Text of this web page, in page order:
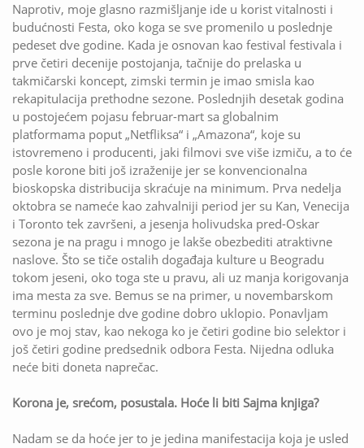
Naprotiv, moje glasno razmišljanje ide u korist vitalnosti i
budućnosti Festa, oko koga se sve promenilo u poslednje
pedeset dve godine. Kada je osnovan kao festival festivala i
prve četiri decenije postojanja, tačnije do prelaska u
takmičarski koncept, zimski termin je imao smisla kao
rekapitulacija prethodne sezone. Poslednjih desetak godina
u postojećem pojasu februar-mart sa globalnim
platformama poput „Netfliksa“ i „Amazona“, koje su
istovremeno i producenti, jaki filmovi sve više izmiču, a to će
posle korone biti još izraženije jer se konvencionalna
bioskopska distribucija skraćuje na minimum. Prva nedelja
oktobra se nameće kao zahvalniji period jer su Kan, Venecija
i Toronto tek završeni, a jesenja holivudska pred-Oskar
sezona je na pragu i mnogo je lakše obezbediti atraktivne
naslove. Što se tiče ostalih događaja kulture u Beogradu
tokom jeseni, oko toga ste u pravu, ali uz manja korigovanja
ima mesta za sve. Bemus se na primer, u novembarskom
terminu poslednje dve godine dobro uklopio. Ponavljam
ovo je moj stav, kao nekoga ko je četiri godine bio selektor i
još četiri godine predsednik odbora Festa. Nijedna odluka
neće biti doneta naprečac.
Korona je, srećom, posustala. Hoće li biti Sajma knjiga?
Nadam se da hoće jer to je jedina manifestacija koja je usled